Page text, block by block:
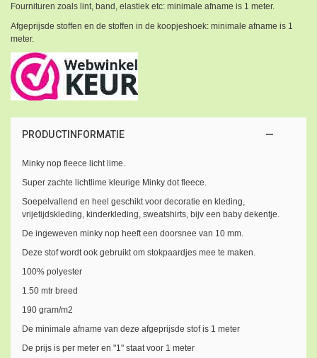
Fournituren zoals lint, band, elastiek etc: minimale afname is 1 meter.
Afgeprijsde stoffen en de stoffen in de koopjeshoek: minimale afname is 1
meter.
PRODUCTINFORMATIE
Minky nop fleece licht lime.
Super zachte lichtlime kleurige Minky dot fleece.
Soepelvallend en heel geschikt voor decoratie en kleding,
vrijetijdskleding, kinderkleding, sweatshirts, bijv een baby dekentje.
De ingeweven minky nop heeft een doorsnee van 10 mm.
Deze stof wordt ook gebruikt om stokpaardjes mee te maken.
100% polyester
1.50 mtr breed
190 gram/m2
De minimale afname van deze afgeprijsde stof is 1 meter
De prijs is per meter en "1" staat voor 1 meter